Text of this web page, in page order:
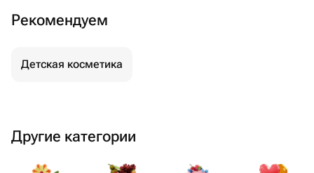
Рекомендуем
Детская косметика
Другие категории